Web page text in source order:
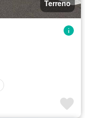
Terreno